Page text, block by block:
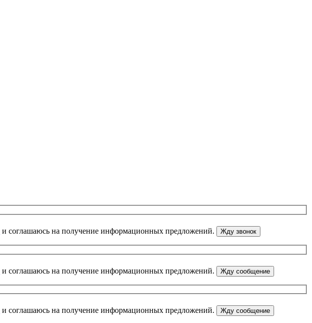
и соглашаюсь на получение информационных предложений.
и соглашаюсь на получение информационных предложений.
и соглашаюсь на получение информационных предложений.